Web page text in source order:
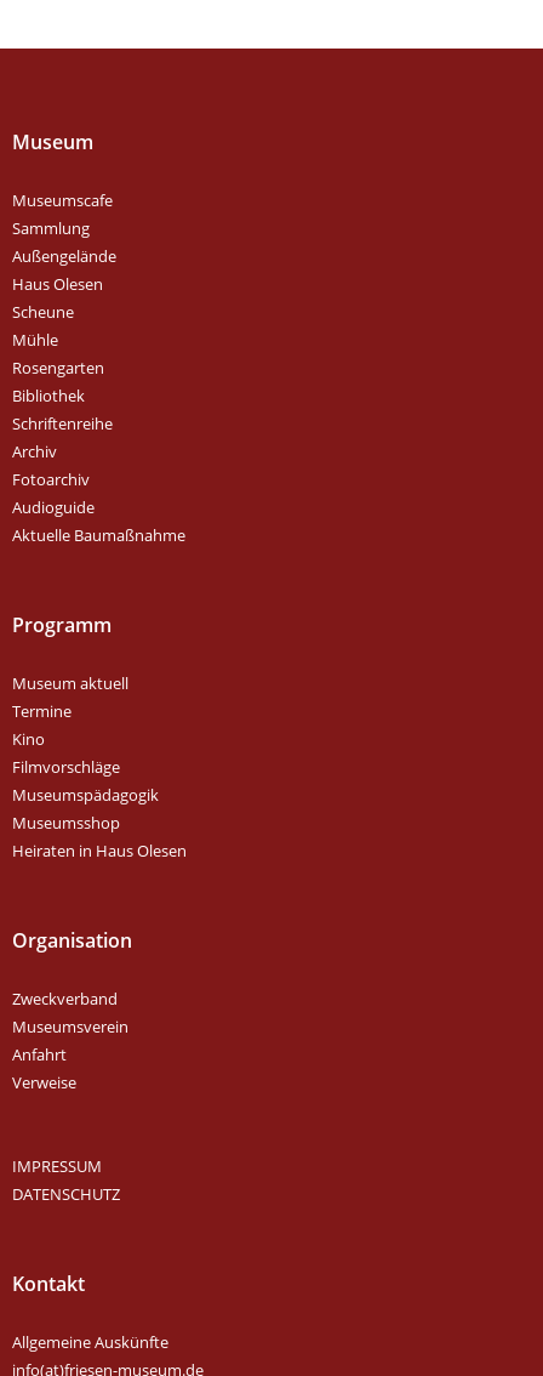
Museum
Museumscafe
Sammlung
Außengelände
Haus Olesen
Scheune
Mühle
Rosengarten
Bibliothek
Schriftenreihe
Archiv
Fotoarchiv
Audioguide
Aktuelle Baumaßnahme
Programm
Museum aktuell
Termine
Kino
Filmvorschläge
Museumspädagogik
Museumsshop
Heiraten in Haus Olesen
Organisation
Zweckverband
Museumsverein
Anfahrt
Verweise
IMPRESSUM
DATENSCHUTZ
Kontakt
Allgemeine Auskünfte
info(at)friesen-museum.de